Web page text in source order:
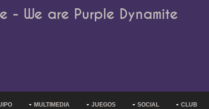
- We are Purple Dynamite
MULTIMEDIA JUEGOS SOCIAL CLUB